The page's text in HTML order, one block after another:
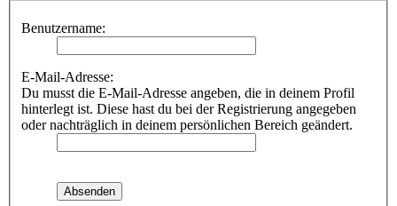
Benutzername:
E-Mail-Adresse:
Du musst die E-Mail-Adresse angeben, die in deinem Profil
hinterlegt ist. Diese hast du bei der Registrierung angegeben
oder nachträglich in deinem persönlichen Bereich geändert.